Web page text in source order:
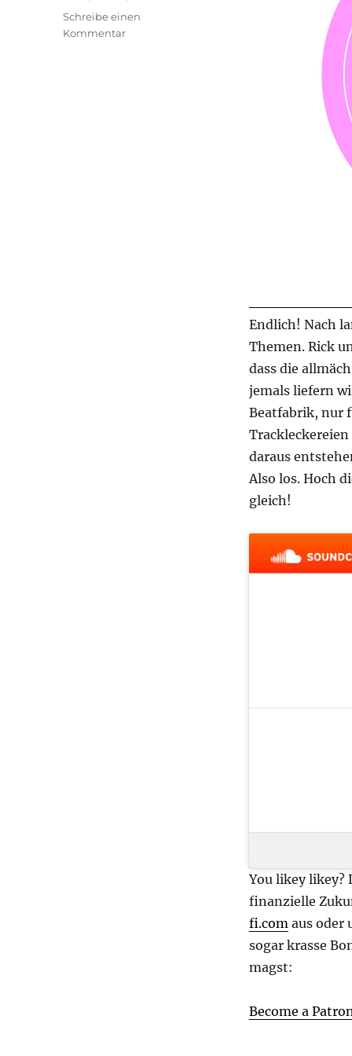
Endlich! Nach
Themen. Rick
dass die
jemals liefern
Beatfabrik, nur
Trackleckereien
daraus
Also los. Hoch
gleich!
You likey likey?
finanzielle
fi.com aus oder
sogar krasse
magst:
Become a
Schreibe einen
Kommentarzu